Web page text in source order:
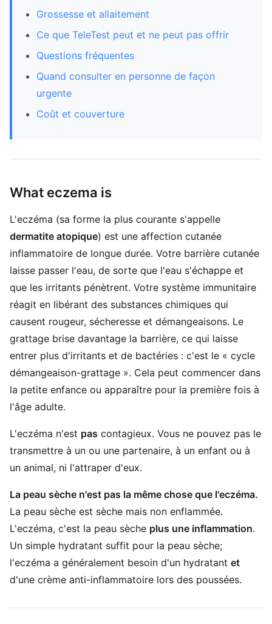
Grossesse et allaitement
Ce que TeleTest peut et ne peut pas offrir
Questions fréquentes
Quand consulter en personne de façon
urgente
Coût et couverture
What eczema is
L'eczéma (sa forme la plus courante s'appelle
dermatite atopique) est une affection cutanée
inflammatoire de longue durée. Votre barrière cutanée
laisse passer l'eau, de sorte que l'eau s'échappe et
que les irritants pénètrent. Votre système immunitaire
réagit en libérant des substances chimiques qui
causent rougeur, sécheresse et démangeaisons. Le
grattage brise davantage la barrière, ce qui laisse
entrer plus d'irritants et de bactéries : c'est le « cycle
démangeaison-grattage ». Cela peut commencer dans
la petite enfance ou apparaître pour la première fois à
l'âge adulte.
L'eczéma n'est pas contagieux. Vous ne pouvez pas le
transmettre à un ou une partenaire, à un enfant ou à
un animal, ni l'attraper d'eux.
La peau sèche n'est pas la même chose que l'eczéma.
La peau sèche est sèche mais non enflammée.
L'eczéma, c'est la peau sèche plus une inflammation.
Un simple hydratant suffit pour la peau sèche;
l'eczéma a généralement besoin d'un hydratant et
d'une crème anti-inflammatoire lors des poussées.